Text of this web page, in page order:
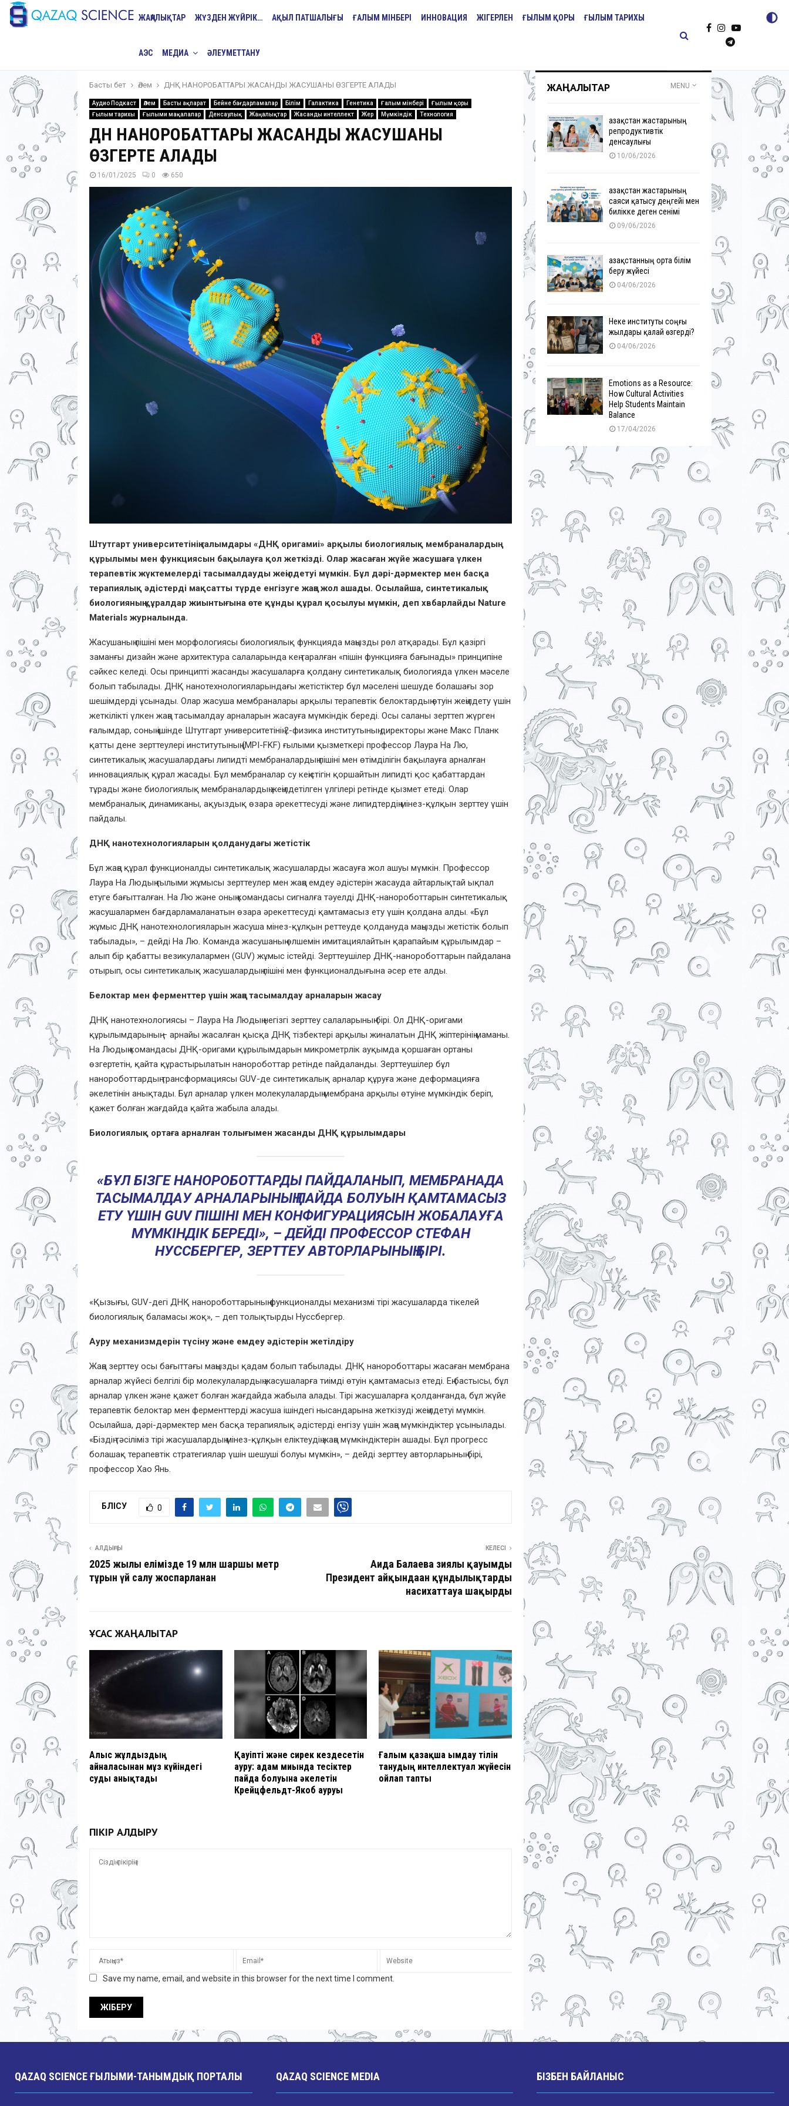
ЖАҢАЛЫҚТАР ЖҮЗДЕН ЖҮЙРІК… АҚЫЛ ПАТШАЛЫҒЫ ҒАЛЫМ МІНБЕРІ ИННОВАЦИЯ ЖІГЕРЛЕН ҒЫЛЫМ ҚОРЫ ҒЫЛЫМ ТАРИХЫ
АЭС МЕДИА ӘЛЕУМЕТТАНУ
Басты бет Әлем ДНҚ НАНОРОБАТТАРЫ ЖАСАНДЫ ЖАСУШАНЫ ӨЗГЕРТЕ АЛАДЫ
Аудио Подкаст Әлем Басты ақпарат Бейне бағдарламалар Білім Галактика Генетика Ғалым мінбері
Ғылым қоры
Ғылым тарихы
Ғылыми мақалалар Денсаулық Жаңалықтар Жасанды интеллект Жер Мүмкіндік Технология
ДНҚ НАНОРОБАТТАРЫ ЖАСАНДЫ ЖАСУШАНЫ
ӨЗГЕРТЕ АЛАДЫ
16/01/2025 0 650
Штутгарт университетінің ғалымдары «ДНҚ оригамиі» арқылы биологиялық мембраналардың
құрылымы мен функциясын бақылауға қол жеткізді. Олар жасаған жүйе жасушаға үлкен
терапевтік жүктемелерді тасымалдауды жеңілдетуі мүмкін. Бұл дәрі-дәрмектер мен басқа
терапиялық әдістерді мақсатты түрде енгізуге жаңа жол ашады. Осылайша, синтетикалық
биологияның құралдар жиынтығына өте құнды құрал қосылуы мүмкін, деп хвбарлайды Nature
Materials журналында.
Жасушаның пішіні мен морфологиясы биологиялық функцияда маңызды рөл атқарады. Бұл қазіргі
заманғы дизайн және архитектура салаларында кең таралған «пішін функцияға бағынады» принципіне
сәйкес келеді. Осы принципті жасанды жасушаларға қолдану синтетикалық биологияда үлкен мәселе
болып табылады. ДНҚ нанотехнологияларындағы жетістіктер бұл мәселені шешуде болашағы зор
шешімдерді ұсынады. Олар жасуша мембраналары арқылы терапевтік белоктардың өтуін жеңілдету үшін
жеткілікті үлкен жаңа тасымалдау арналарын жасауға мүмкіндік береді. Осы саланы зерттеп жүрген
ғалымдар, соның ішінде Штутгарт университетінің 2-физика институтының директоры және Макс Планк
қатты дене зерттеулері институтының (MPI-FKF) ғылыми қызметкері профессор Лаура На Лю,
синтетикалық жасушалардағы липидті мембраналардың пішіні мен өтімділігін бақылауға арналған
инновациялық құрал жасады. Бұл мембраналар су кеңістігін қоршайтын липидті қос қабаттардан
тұрады және биологиялық мембраналардың жеңілдетілген үлгілері ретінде қызмет етеді. Олар
мембраналық динамиканы, ақуыздық өзара әрекеттесуді және липидтердің мінез-құлқын зерттеу үшін
пайдалы.
ДНҚ нанотехнологияларын қолданудағы жетістік
Бұл жаңа құрал функционалды синтетикалық жасушаларды жасауға жол ашуы мүмкін. Профессор
Лаура На Людың ғылыми жұмысы зерттеулер мен жаңа емдеу әдістерін жасауда айтарлықтай ықпал
етуге бағытталған. На Лю және оның командасы сигналға тәуелді ДНҚ-нанороботтарын синтетикалық
жасушалармен бағдарламаланатын өзара әрекеттесуді қамтамасыз ету үшін қолдана алды. «Бұл
жұмыс ДНҚ нанотехнологияларын жасуша мінез-құлқын реттеуде қолдануда маңызды жетістік болып
табылады», – дейді На Лю. Команда жасушаның өлшемін имитациялайтын қарапайым құрылымдар –
алып бір қабатты везикулалармен (GUV) жұмыс істейді. Зерттеушілер ДНҚ-нанороботтарын пайдалана
отырып, осы синтетикалық жасушалардың пішіні мен функционалдығына әсер ете алды.
Белоктар мен ферменттер үшін жаңа тасымалдау арналарын жасау
ДНҚ нанотехнологиясы – Лаура На Людың негізгі зерттеу салаларының бірі. Ол ДНҚ-оригами
құрылымдарының – арнайы жасалған қысқа ДНҚ тізбектері арқылы жиналатын ДНҚ жіптерінің маманы.
На Людың командасы ДНҚ-оригами құрылымдарын микрометрлік ауқымда қоршаған ортаны
өзгертетін, қайта құрастырылатын нанороботтар ретінде пайдаланды. Зерттеушілер бұл
нанороботтардың трансформациясы GUV-де синтетикалық арналар құруға және деформацияға
әкелетінін анықтады. Бұл арналар үлкен молекулалардың мембрана арқылы өтуіне мүмкіндік беріп,
қажет болған жағдайда қайта жабыла алады.
Биологиялық ортаға арналған толығымен жасанды ДНҚ құрылымдары
«БҰЛ БІЗГЕ НАНОРОБОТТАРДЫ ПАЙДАЛАНЫП, МЕМБРАНАДА
ТАСЫМАЛДАУ АРНАЛАРЫНЫҢ ПАЙДА БОЛУЫН ҚАМТАМАСЫЗ
ЕТУ ҮШІН GUV ПІШІНІ МЕН КОНФИГУРАЦИЯСЫН ЖОБАЛАУҒА
МҮМКІНДІК БЕРЕДІ», – ДЕЙДІ ПРОФЕССОР СТЕФАН
НУССБЕРГЕР, ЗЕРТТЕУ АВТОРЛАРЫНЫҢ БІРІ.
«Қызығы, GUV-дегі ДНҚ нанороботтарының функционалды механизмі тірі жасушаларда тікелей
биологиялық баламасы жоқ», – деп толықтырды Нуссбергер.
Ауру механизмдерін түсіну және емдеу әдістерін жетілдіру
Жаңа зерттеу осы бағыттағы маңызды қадам болып табылады. ДНҚ нанороботтары жасаған мембрана
арналар жүйесі белгілі бір молекулалардың жасушаларға тиімді өтуін қамтамасыз етеді. Ең бастысы, бұл
арналар үлкен және қажет болған жағдайда жабыла алады. Тірі жасушаларға қолданғанда, бұл жүйе
терапевтік белоктар мен ферменттерді жасуша ішіндегі нысандарына жеткізуді жеңілдетуі мүмкін.
Осылайша, дәрі-дәрмектер мен басқа терапиялық әдістерді енгізу үшін жаңа мүмкіндіктер ұсынылады.
«Біздің тәсіліміз тірі жасушалардың мінез-құлқын еліктеудің жаңа мүмкіндіктерін ашады. Бұл прогресс
болашақ терапевтік стратегиялар үшін шешуші болуы мүмкін», – дейді зерттеу авторларының бірі,
профессор Хао Янь.
БӨЛІСУ 0
АЛДЫҢҒЫ
2025 жылы елімізде 19 млн шаршы метр
тұрғын үй салу жоспарланған
КЕЛЕСІ
Аида Балаева зиялы қауымды
Президент айқындаған құндылықтарды
насихаттауға шақырды
ҰҚСАС ЖАҢАЛЫҚТАР
Алыс жұлдыздың
айналасынан мұз күйіндегі
суды анықтады
Қауіпті және сирек кездесетін
ауру: адам миында тесіктер
пайда болуына әкелетін
Крейцфельдт-Якоб ауруы
Ғалым қазақша ымдау тілін
танудың интеллектуал жүйесін
ойлап тапты
ПІКІР ҚАЛДЫРУ
Save my name, email, and website in this browser for the next time I comment.
ЖАҢАЛЫҚТАР MENU
Қазақстан жастарының
репродуктивтік
денсаулығы
10/06/2026
Қазақстан жастарының
саяси қатысу деңгейі мен
билікке деген сенімі
09/06/2026
Қазақстанның орта білім
беру жүйесі
04/06/2026
Неке институты соңғы
жылдары қалай өзгерді?
04/06/2026
Emotions as a Resource:
How Cultural Activities
Help Students Maintain
Balance
17/04/2026
QAZAQ SCIENCE ҒЫЛЫМИ-ТАНЫМДЫҚ ПОРТАЛЫ QAZAQ SCIENCE MEDIA БІЗБЕН БАЙЛАНЫС